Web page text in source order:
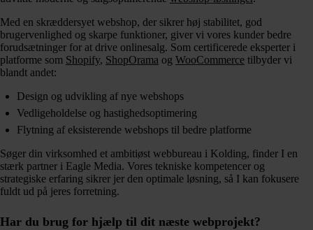
Med en skræddersyet webshop, der sikrer høj stabilitet, god
brugervenlighed og skarpe funktioner, giver vi vores kunder bedre
forudsætninger for at drive onlinesalg. Som certificerede eksperter i
platforme som Shopify, ShopOrama og WooCommerce tilbyder vi
blandt andet:
Design og udvikling af nye webshops
Vedligeholdelse og hastighedsoptimering
Flytning af eksisterende webshops til bedre platforme
Søger din virksomhed et ambitiøst webbureau i Kolding, finder I en
stærk partner i Eagle Media. Vores tekniske kompetencer og
strategiske erfaring sikrer jer den optimale løsning, så I kan fokusere
fuldt ud på jeres forretning.
Har du brug for hjælp til dit næste webprojekt?